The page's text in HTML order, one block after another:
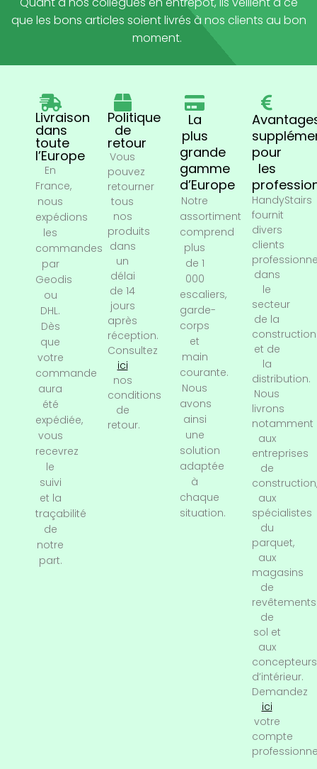
que les bons articles soient livrés à nos clients au bon
moment.
Livraison
dans
toute
l’Europe
En
France,
nous
expédions
les
commandes
par
Geodis
ou
DHL.
Dès
que
votre
commande
aura
été
expédiée,
vous
recevrez
le
suivi
et la
traçabilité
de
notre
part.
Politique
de
retour
Vous
pouvez
retourner
tous
nos
produits
dans
un
délai
de 14
jours
après
réception.
Consultez
ici
nos
conditions
de
retour.
La
plus
grande
gamme
d’Europe
Notre
assortiment
comprend
plus
de 1
000
escaliers,
garde-
corps
et
main
courante.
Nous
avons
ainsi
une
solution
adaptée
à
chaque
situation.
pour
les
HandyStairs
fournit
divers
clients
dans
le
secteur
de la
construction
et de
la
distribution.
Nous
livrons
notamment
aux
entreprises
de
construction,
aux
spécialistes
du
parquet,
aux
magasins
de
revêtements
de
sol et
aux
concepteurs
d’intérieur.
Demandez
ici
votre
compte